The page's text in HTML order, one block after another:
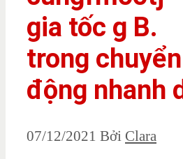
gia tốc g B.
trong chuyển
động nhanh d
07/12/2021 Bởi Clara